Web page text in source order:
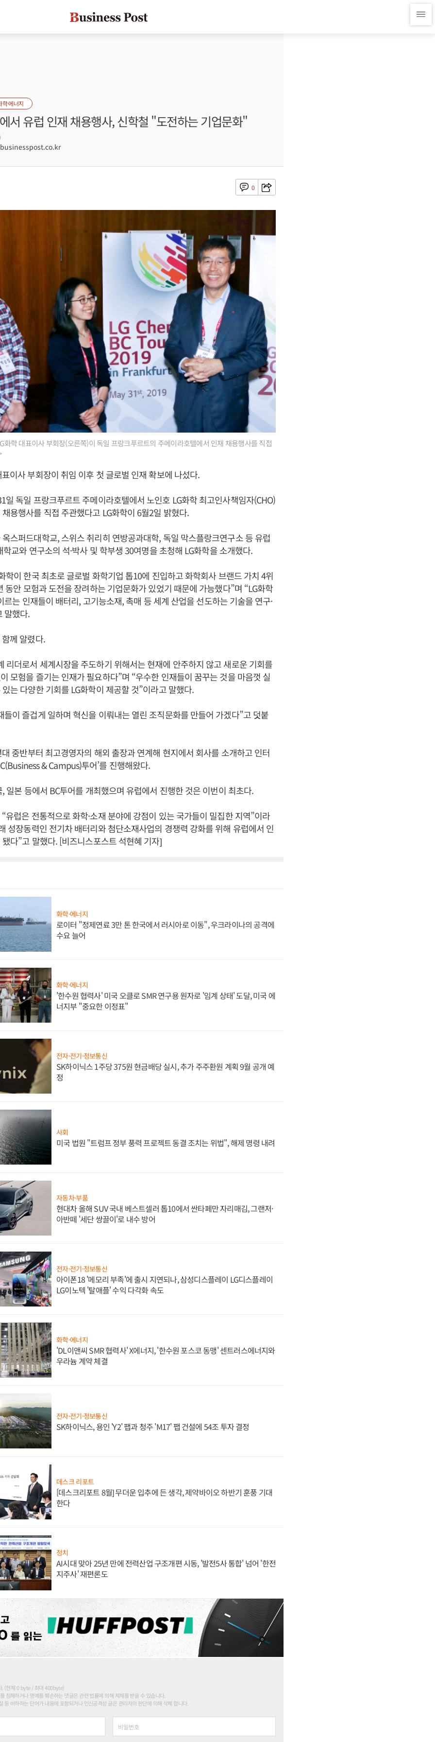
학·에너지
서 유럽 인재 채용행사, 신학철 "도전하는 기업문화"
0
화학 대표이사 부회장(오른쪽)이 독일 프랑크푸르트의 주메이라호텔에서 인재 채용행사를 직접
이사 부회장이 취임 이후 첫 글로벌 인재 확보에 나섰다.
일 독일 프랑크푸르트 주메이라호텔에서 노인호 LG화학 최고인사책임자(CHO)
용행사를 직접 주관했다고 LG화학이 6월2일 밝혔다.
스퍼드대학교, 스위스 취리히 연방공과대학, 독일 막스플랑크연구소 등 유럽
교와 연구소의 석·박사 및 학부생 30여명을 초청해 LG화학을 소개했다.
학이 한국 최초로 글로벌 화학기업 톱10에 진입하고 화학회사 브랜드 가치 4위
동안 모험과 도전을 장려하는 기업문화가 있었기 때문에 가능했다”며 “LG화학
르는 인재들이 배터리, 고기능소재, 촉매 등 세계 산업을 선도하는 기술을 연구·
말했다.
께 알렸다.
리더로서 세계시장을 주도하기 위해서는 현재에 안주하지 않고 새로운 기회를
모험을 즐기는 인재가 필요하다”며 “우수한 인재들이 꿈꾸는 것을 마음껏 실
는 다양한 기회를 LG화학이 제공할 것”이라고 말했다.
들이 즐겁게 일하며 혁신을 이뤄내는 열린 조직문화를 만들어 가겠다”고 덧붙
중반부터 최고경영자의 해외 출장과 연계해 현지에서 회사를 소개하고 인터
& Campus)투어’를 진행해왔다.
일본 등에서 BC투어를 개최했으며 유럽에서 진행한 것은 이번이 최초다.
유럽은 전통적으로 화학·소재 분야에 강점이 있는 국가들이 밀집한 지역”이라
성장동력인 전기차 배터리와 첨단소재사업의 경쟁력 강화를 위해 유럽에서 인
다”고 말했다. [비즈니스포스트 석현혜 기자]
화학·에너지
로이터 "정제연료 3만 톤 한국에서 러시아로 이동", 우크라이나의 공격에
수요 늘어
화학·에너지
'한수원 협력사' 미국 오클로 SMR 연구용 원자로 '임계 상태' 도달, 미국 에
너지부 "중요한 이정표"
전자·전기·정보통신
SK하이닉스 1주당 375원 현금배당 실시, 추가 주주환원 계획 9월 공개 예
정
사회
미국 법원 "트럼프 정부 풍력 프로젝트 동결 조치는 위법", 해제 명령 내려
자동차·부품
현대차 올해 SUV 국내 베스트셀러 톱10에서 싼타페만 자리매김, 그랜저·
아반떼 '세단 쌍끌이'로 내수 방어
전자·전기·정보통신
아이폰18 '메모리 부족'에 출시 지연되나, 삼성디스플레이 LG디스플레이
LG이노텍 '탈애플' 수익 다각화 속도
화학·에너지
'DL이앤씨 SMR 협력사' X에너지, '한수원 포스코 동맹' 센트러스에너지와
우라늄 계약 체결
전자·전기·정보통신
SK하이닉스, 용인 'Y2' 팹과 청주 'M17' 팹 건설에 54조 투자 결정
데스크 리포트
[데스크리포트 8월] 무더운 입추에 든 생각, 제약바이오 하반기 훈풍 기대
한다
정치
AI시대 맞아 25년 만에 전력산업 구조개편 시동, '발전5사 통합' 넘어 '한전
지주사' 재편론도
. (현재 0 byte / 최대 400byte)
침해하거나 명예를 훼손하는 댓글은 관련 법률에 의해 제재를 받을 수 있습니다.
등 비하하는 단어가 내용에 포함되거나 인신공격성 글은 관리자의 판단에 의해 삭제 합니다.